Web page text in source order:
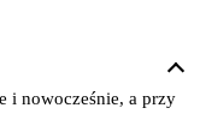
i nowocześnie, a przy